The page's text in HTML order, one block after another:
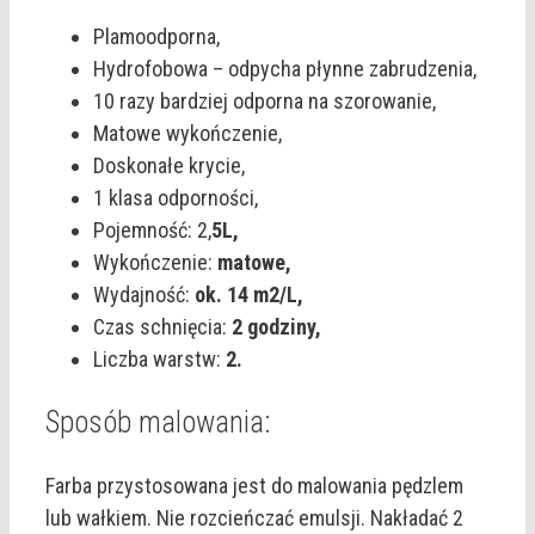
Plamoodporna,
Hydrofobowa – odpycha płynne zabrudzenia,
10 razy bardziej odporna na szorowanie,
Matowe wykończenie,
Doskonałe krycie,
1 klasa odporności,
Pojemność: 2,5L,
Wykończenie: matowe,
Wydajność: ok. 14 m2/L,
Czas schnięcia: 2 godziny,
Liczba warstw: 2.
Sposób malowania:
Farba przystosowana jest do malowania pędzlem
lub wałkiem. Nie rozcieńczać emulsji. Nakładać 2